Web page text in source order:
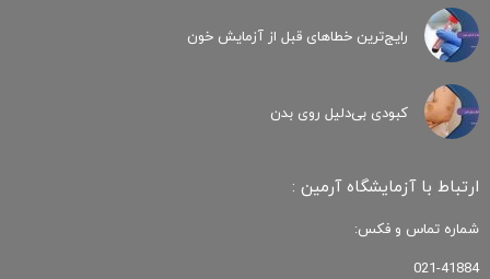
رایج‌ترین خطاهای قبل از آزمایش خون
کبودی‌ بی‌دلیل روی بدن
ارتباط با آزمایشگاه آرمین :
شماره تماس و فکس:
021-41884